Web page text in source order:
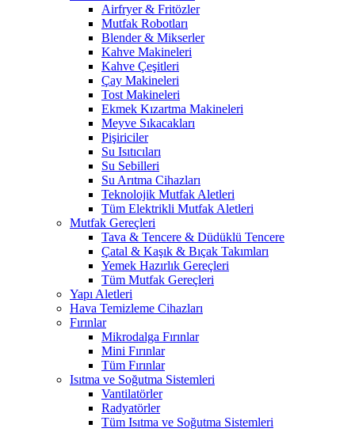
Airfryer & Fritözler
Mutfak Robotları
Blender & Mikserler
Kahve Makineleri
Kahve Çeşitleri
Çay Makineleri
Tost Makineleri
Ekmek Kızartma Makineleri
Meyve Sıkacakları
Pişiriciler
Su Isıtıcıları
Su Sebilleri
Su Arıtma Cihazları
Teknolojik Mutfak Aletleri
Tüm Elektrikli Mutfak Aletleri
Mutfak Gereçleri
Tava & Tencere & Düdüklü Tencere
Çatal & Kaşık & Bıçak Takımları
Yemek Hazırlık Gereçleri
Tüm Mutfak Gereçleri
Yapı Aletleri
Hava Temizleme Cihazları
Fırınlar
Mikrodalga Fırınlar
Mini Fırınlar
Tüm Fırınlar
Isıtma ve Soğutma Sistemleri
Vantilatörler
Radyatörler
Tüm Isıtma ve Soğutma Sistemleri